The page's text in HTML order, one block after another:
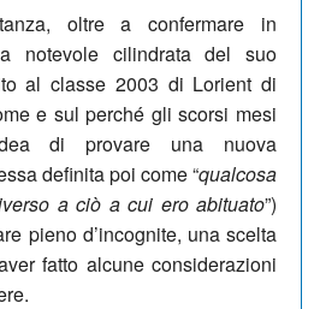
oltre a confermare in
notevole cilindrata del suo
al classe 2003 di Lorient di
e sul perché gli scorsi mesi
di provare una nuova
definita poi come “qualcosa
a ciò a cui ero abituato”)
pieno d’incognite, una scelta
fatto alcune considerazioni